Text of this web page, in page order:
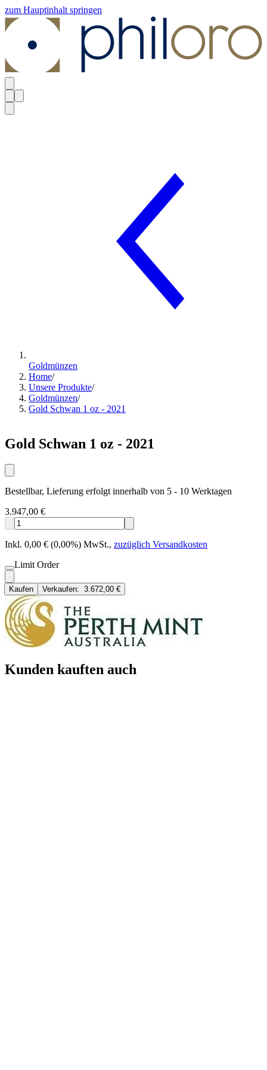
zum Hauptinhalt springen
Goldmünzen
Home/
Unsere Produkte/
Goldmünzen/
Gold Schwan 1 oz - 2021
Gold Schwan 1 oz - 2021
Bestellbar, Lieferung erfolgt innerhalb von 5 - 10 Werktagen
3.947,00 €
Inkl. 0,00 € (0,00%) MwSt., zuzüglich Versandkosten
Limit Order
Kaufen Verkaufen: 3.672,00 €
Kunden kauften auch